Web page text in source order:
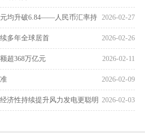
2026-02-27
均升破6.84——人民币汇率持
2026-02-26
多年全球居首
2026-02-11
超368万亿元
2026-02-09
2026-02-03
济性持续提升风力发电更聪明